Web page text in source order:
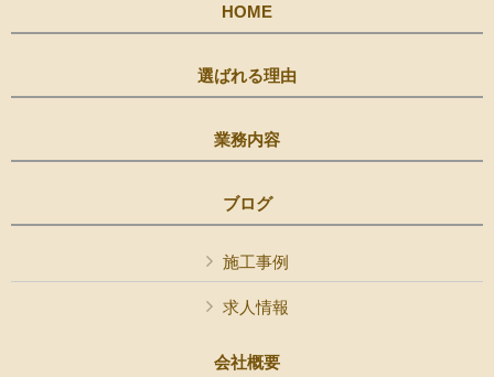
HOME
選ばれる理由
業務内容
ブログ
施工事例
求人情報
会社概要